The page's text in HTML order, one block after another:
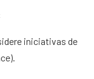
iniciativas de